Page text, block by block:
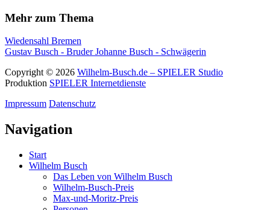
Mehr zum Thema
Wiedensahl Bremen
Gustav Busch - Bruder Johanne Busch - Schwägerin
Copyright © 2026 Wilhelm-Busch.de – SPIELER Studio
Produktion SPIELER Internetdienste
Impressum Datenschutz
Navigation
Start
Wilhelm Busch
Das Leben von Wilhelm Busch
Wilhelm-Busch-Preis
Max-und-Moritz-Preis